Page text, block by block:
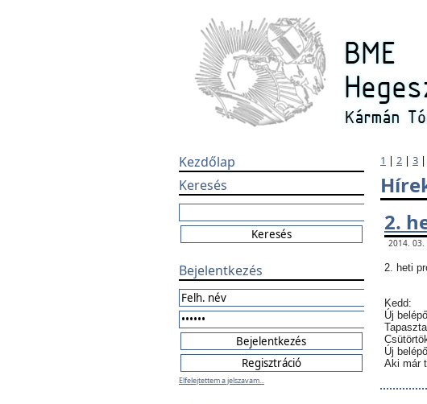
Kezdőlap
Keresés
Bejelentkezés
Elfelejtettem a jelszavam...
1 | 2 | 3 |
2.
2014.
2. heti
Kedd:
Új
Új
Aki már